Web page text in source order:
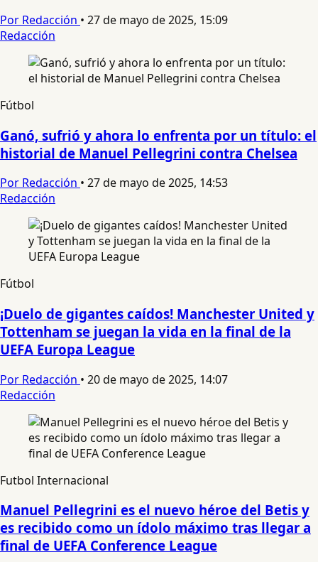
Por Redacción • 27 de mayo de 2025, 15:09
Redacción
Fútbol
Ganó, sufrió y ahora lo enfrenta por un título: el
historial de Manuel Pellegrini contra Chelsea
Por Redacción • 27 de mayo de 2025, 14:53
Redacción
Fútbol
¡Duelo de gigantes caídos! Manchester United y
Tottenham se juegan la vida en la final de la
UEFA Europa League
Por Redacción • 20 de mayo de 2025, 14:07
Redacción
Futbol Internacional
Manuel Pellegrini es el nuevo héroe del Betis y
es recibido como un ídolo máximo tras llegar a
final de UEFA Conference League